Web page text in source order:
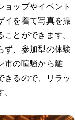
ップやイベント
イを着て写真を撮
とができます。
ず、参加型の体験
市の喧騒から離
きるので、リラッ